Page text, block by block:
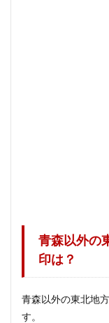
青森以外の
印は？
青森以外の東北地
す。